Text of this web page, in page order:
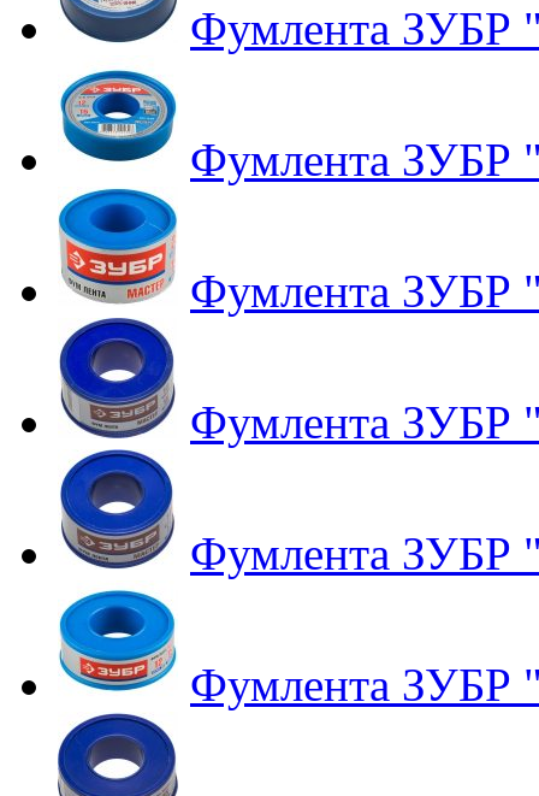
Фумлента ЗУБР
Фумлента ЗУБР
Фумлента ЗУБР
Фумлента ЗУБР
Фумлента ЗУБР
Фумлента ЗУБР